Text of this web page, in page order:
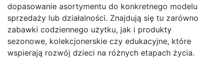
dopasowanie asortymentu do konkretnego modelu
sprzedaży lub działalności. Znajdują się tu zarówno
zabawki codziennego użytku, jak i produkty
sezonowe, kolekcjonerskie czy edukacyjne, które
wspierają rozwój dzieci na różnych etapach życia.